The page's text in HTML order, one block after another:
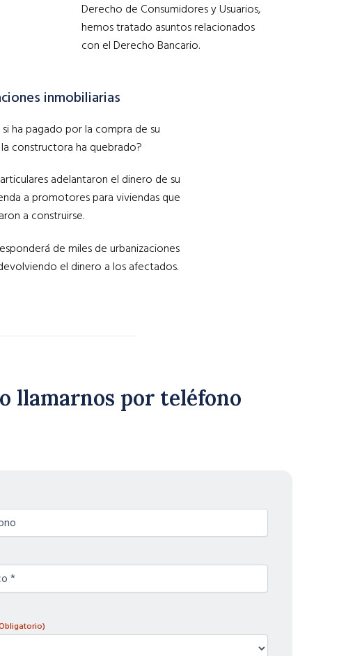
Derecho de Consumidores y Usuarios,
hemos tratado asuntos relacionados
con el Derecho Bancario.
inmobiliarias
si ha pagado por la compra de su
constructora ha quebrado?
adelantaron el dinero de su
a promotores para viviendas que
a construirse.
de miles de urbanizaciones
el dinero a los afectados.
llamarnos por teléfono